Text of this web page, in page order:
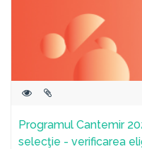
Programul Cantemir
selecţie - verificarea